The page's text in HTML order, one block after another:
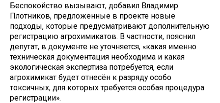
Беспокойство вызывают, добавил Владимир
Плотников, предложенные в проекте новые
подходы, которые предусматривают дополнительную
регистрацию агрохимикатов. В частности, пояснил
депутат, в документе не уточняется, «какая именно
техническая документация необходима и какая
экологическая экспертиза потребуется, если
агрохимикат будет отнесён к разряду особо
токсичных, для которых требуется особая процедура
регистрации».